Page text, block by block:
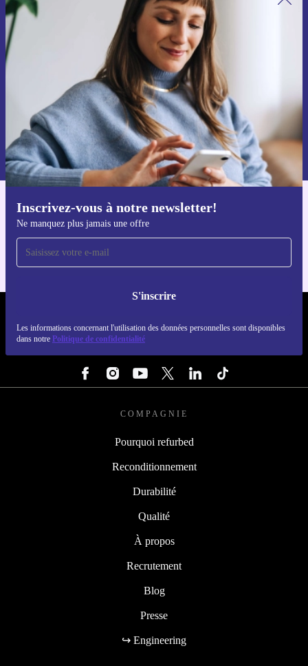
Inscrivez-vous à notre newsletter!
Ne manquez plus jamais une offre
S'inscrire
Les informations concernant l'utilisation des données personnelles sont disponibles
dans notre Politique de confidentialité
Recevoir offres et infos de refurbed
par mail
Ne manquez plus aucune offre.
S'inscrire
Retrouvez les informations sur l'utilisation des données personnelles
dans notre
politique de confidentialité.
Téléchargez l'application refurbed
Pour iOS et Android
COMPAGNIE
Pourquoi refurbed
Reconditionnement
Durabilité
Qualité
À propos
Recrutement
Blog
Presse
↪ Engineering